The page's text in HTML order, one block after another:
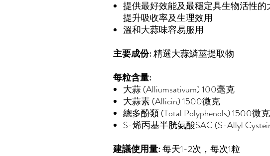
提供最好效能及最穩定具生物活性
提升吸收率及生理效用
溫和大蒜味容易服用
主要成份:精選大蒜鱗莖提取物
每粒含量:
大蒜 (Alliumsativum) 100毫克
大蒜素 (Allicin) 1500微克
總多酚類 (Total Polyphenols) 1500微克
S-烯丙基半胱氨酸SAC (S-Allyl
建議使用量:每天1-2次，每次1粒